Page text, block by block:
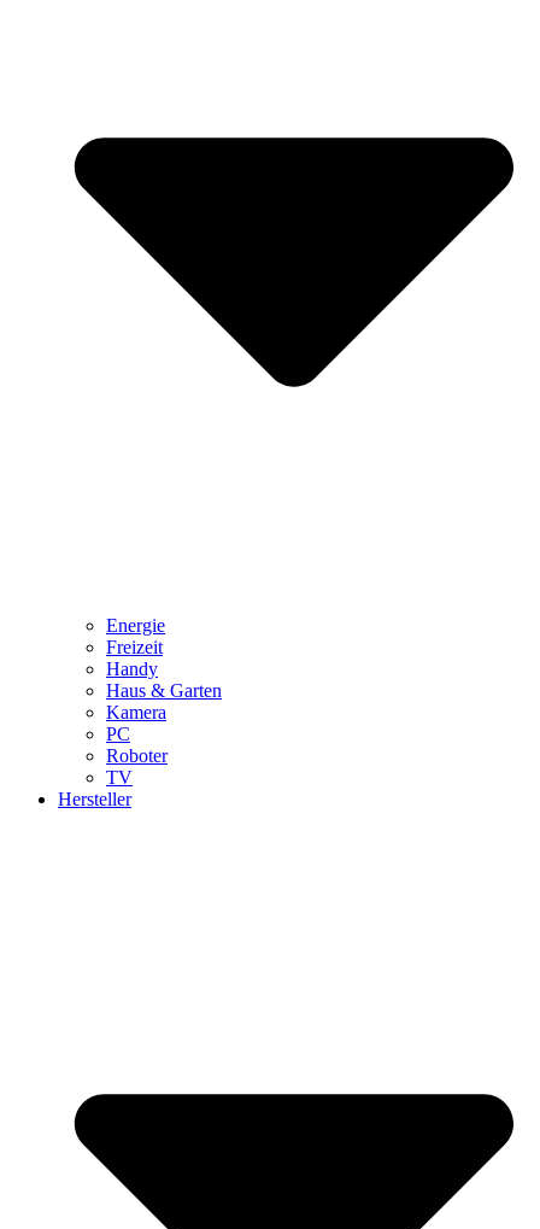
Energie
Freizeit
Handy
Haus & Garten
Kamera
PC
Roboter
TV
Hersteller